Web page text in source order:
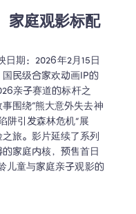
家庭观影标配
日期：2026年2月15日
国民级合家欢动画IP的
亲子赛道的标杆之
围绕“熊大意外失去神
阱引发森林危机”展
旅。影片延续了系列
家庭内核，预售首日
儿童与家庭亲子观影的